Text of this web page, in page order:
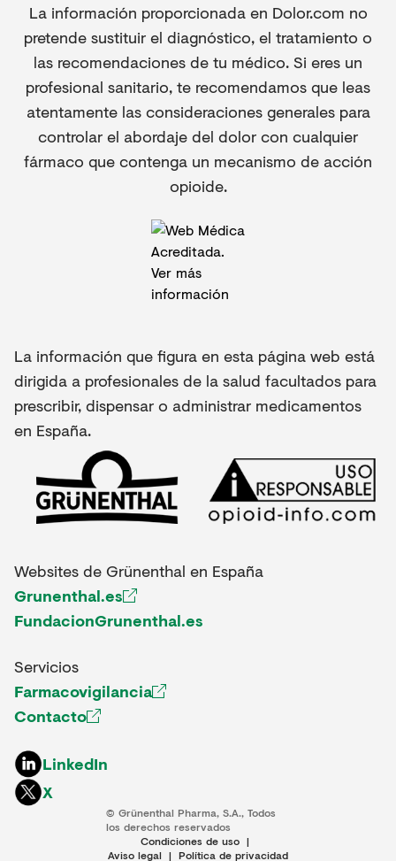
La información proporcionada en Dolor.com no
pretende sustituir el diagnóstico, el tratamiento o
las recomendaciones de tu médico. Si eres un
profesional sanitario, te recomendamos que leas
atentamente las consideraciones generales para
controlar el abordaje del dolor con cualquier
fármaco que contenga un mecanismo de acción
opioide.
La información que figura en esta página web está
dirigida a profesionales de la salud facultados para
prescribir, dispensar o administrar medicamentos
en España.
Websites de Grünenthal en España
Grunenthal.es
FundacionGrunenthal.es
Servicios
Farmacovigilancia
Contacto
LinkedIn
X
© Grünenthal Pharma, S.A., Todos
los derechos reservados
Condiciones de uso |
Aviso legal | Política de privacidad